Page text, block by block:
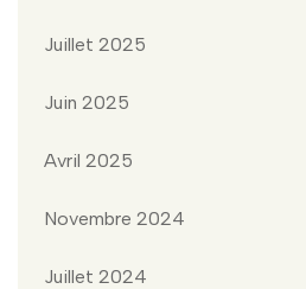
Juillet 2025
Juin 2025
Avril 2025
Novembre 2024
Juillet 2024